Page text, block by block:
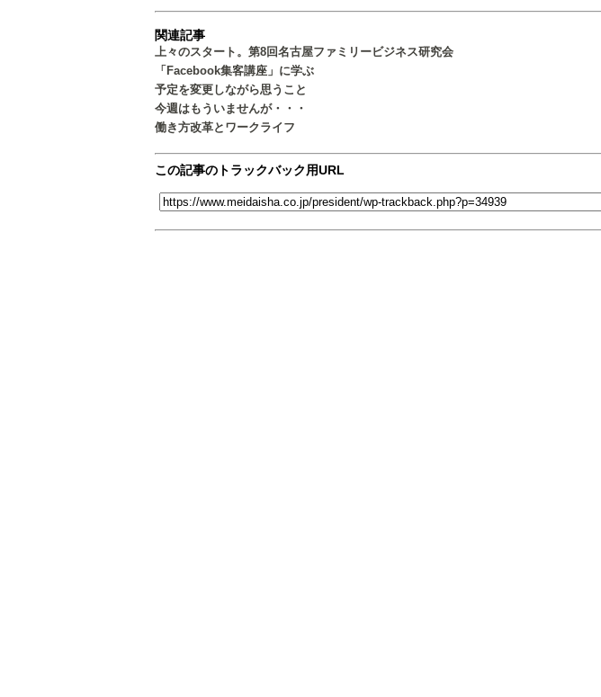
関連記事
上々のスタート。第8回名古屋ファミリービジネス研究会
「Facebook集客講座」に学ぶ
予定を変更しながら思うこと
今週はもういませんが・・・
働き方改革とワークライフ
この記事のトラックバック用URL